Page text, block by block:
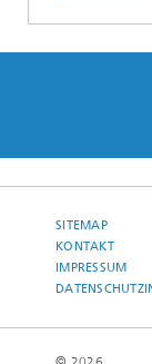
SITEMAP
KONTAKT
IMPRESSUM